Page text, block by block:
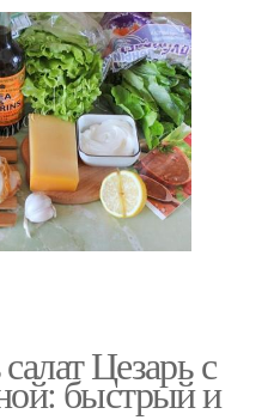
Цезарь с
быстрый и